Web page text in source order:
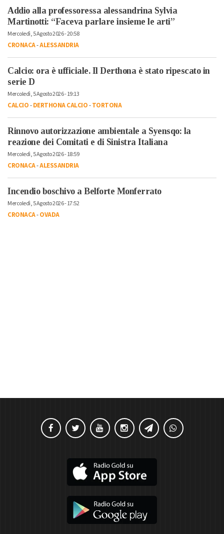
Addio alla professoressa alessandrina Sylvia
Martinotti: “Faceva parlare insieme le arti”
Mercoledì, 5 Agosto 2026 - 20:58
CRONACA-ALESSANDRIA
Calcio: ora è ufficiale. Il Derthona è stato ripescato in
serie D
Mercoledì, 5 Agosto 2026 - 19:13
CALCIO-DERTHONA CALCIO-TORTONA
Rinnovo autorizzazione ambientale a Syensqo: la
reazione dei Comitati e di Sinistra Italiana
Mercoledì, 5 Agosto 2026 - 18:59
CRONACA-ALESSANDRIA
Incendio boschivo a Belforte Monferrato
Mercoledì, 5 Agosto 2026 - 17:52
CRONACA-OVADA